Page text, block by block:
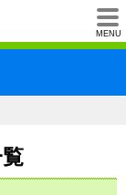
MENU
人石川